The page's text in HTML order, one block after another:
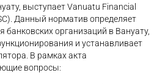
выступает Vanuatu Financial
Данный норматив определяет
банковских организаций в Вануату,
и устанавливает
В рамках акта
вопросы: